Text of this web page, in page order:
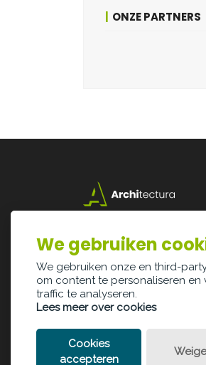
ONZE PARTNERS
3500 Hasselt
info@architectura.be
We gebruiken
We gebruiken onze en third-
om content te personaliseren en
traffic te analyseren.
Lees meer over cookies
Cookies
accepteren